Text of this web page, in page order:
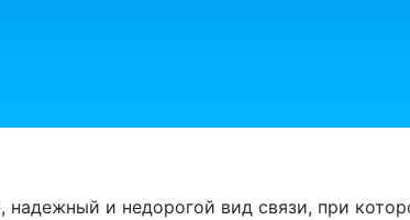
и недорогой вид связи, при